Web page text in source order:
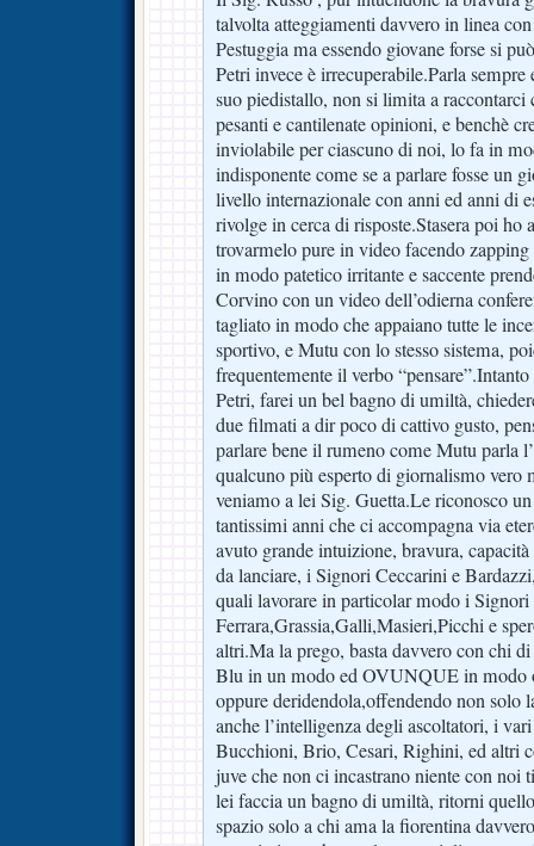
talvolta atteggiamenti davvero in linea
Pestuggia ma essendo giovane forse si
Petri invece è irrecuperabile.Parla
suo piedistallo, non si limita a raccontarci
pesanti e cantilenate opinioni, e benchè
inviolabile per ciascuno di noi, lo fa in
indisponente come se a parlare fosse un
livello internazionale con anni ed anni di
rivolge in cerca di risposte.Stasera poi ho
trovarmelo pure in video facendo
in modo patetico irritante e saccente
Corvino con un video dell’odierna
tagliato in modo che appaiano tutte le
sportivo, e Mutu con lo stesso sistema,
frequentemente il verbo
Petri, farei un bel bagno di umiltà,
due filmati a dir poco di cattivo gusto,
parlare bene il rumeno come Mutu parla
qualcuno più esperto di giornalismo vero
veniamo a lei Sig. Guetta.Le riconosco
tantissimi anni che ci accompagna via
avuto grande intuizione, bravura,
da lanciare, i Signori Ceccarini e
quali lavorare in particolar modo i
Ferrara,Grassia,Galli,Masieri,Picchi e
altri.Ma la prego, basta davvero con chi
Blu in un modo ed OVUNQUE in modo
oppure deridendola,offendendo non solo
anche l’intelligenza degli ascoltatori, i
Bucchioni, Brio, Cesari, Righini, ed altri
juve che non ci incastrano niente con noi
lei faccia un bagno di umiltà, ritorni
spazio solo a chi ama la fiorentina